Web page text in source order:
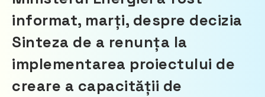
informat, marți, despre decizia
Sinteza de a renunța la
implementarea proiectului de
creare a capacității de